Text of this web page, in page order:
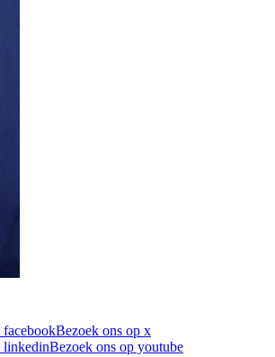
facebookBezoek ons op x
linkedinBezoek ons op youtube